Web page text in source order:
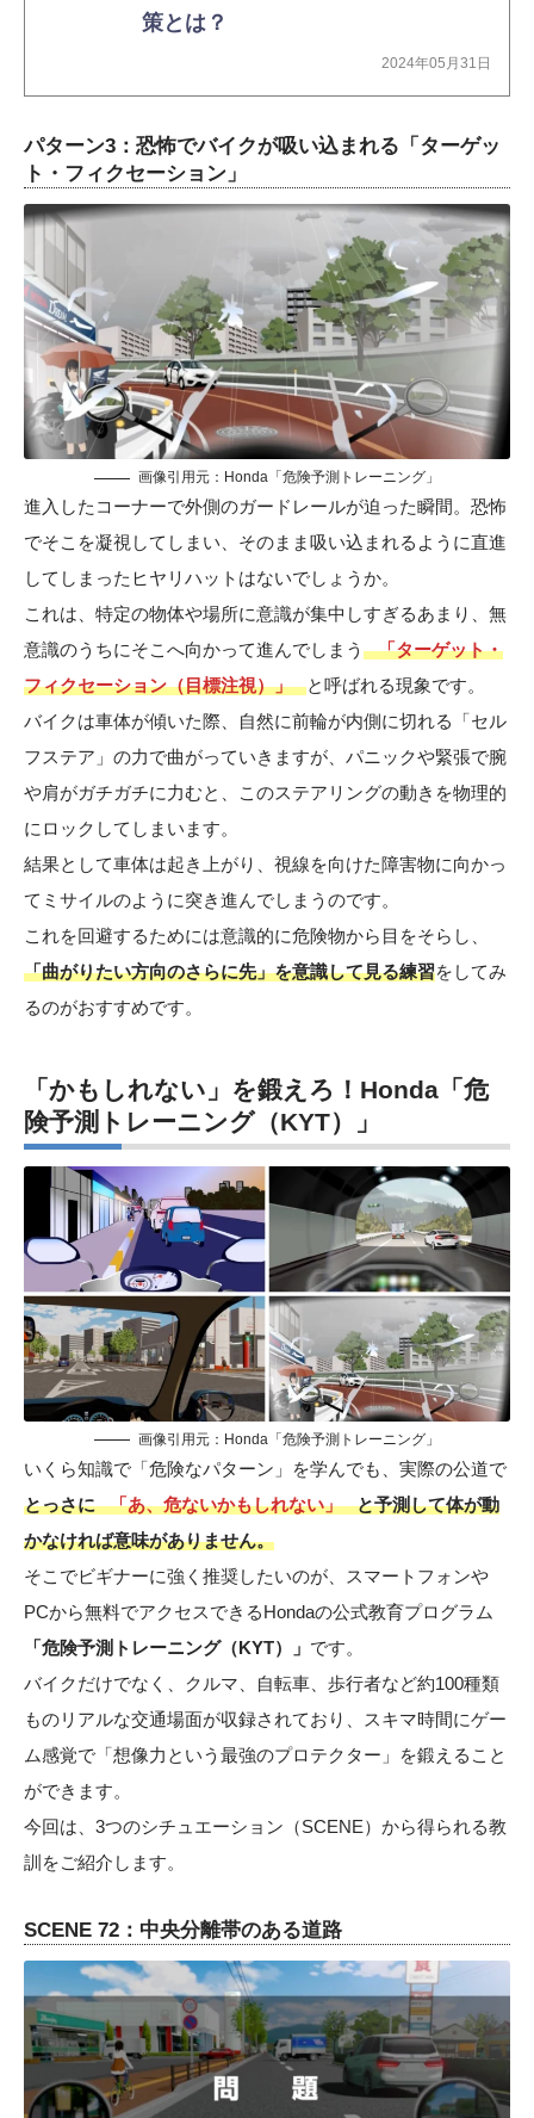
策とは？
2024年05月31日
パターン3：恐怖でバイクが吸い込まれる「ターゲッ
ト・フィクセーション」
画像引用元：Honda「危険予測トレーニング」
進入したコーナーで外側のガードレールが迫った瞬間。恐怖
でそこを凝視してしまい、そのまま吸い込まれるように直進
してしまったヒヤリハットはないでしょうか。
これは、特定の物体や場所に意識が集中しすぎるあまり、無
意識のうちにそこへ向かって進んでしまう
「ターゲット・
フィクセーション（目標注視）」
と呼ばれる現象です。
バイクは車体が傾いた際、自然に前輪が内側に切れる「セル
フステア」の力で曲がっていきますが、パニックや緊張で腕
や肩がガチガチに力むと、このステアリングの動きを物理的
にロックしてしまいます。
結果として車体は起き上がり、視線を向けた障害物に向かっ
てミサイルのように突き進んでしまうのです。
これを回避するためには意識的に危険物から目をそらし、
「曲がりたい方向のさらに先」を意識して見る練習をしてみ
るのがおすすめです。
「かもしれない」を鍛えろ！Honda「危
険予測トレーニング（KYT）」
画像引用元：Honda「危険予測トレーニング」
いくら知識で「危険なパターン」を学んでも、実際の公道で
とっさに
「あ、危ないかもしれない」
と予測して体が動
かなければ意味がありません。
そこでビギナーに強く推奨したいのが、スマートフォンや
PCから無料でアクセスできるHondaの公式教育プログラム
「危険予測トレーニング（KYT）」 です。
バイクだけでなく、クルマ、自転車、歩行者など約100種類
ものリアルな交通場面が収録されており、スキマ時間にゲー
ム感覚で「想像力という最強のプロテクター」を鍛えること
ができます。
今回は、3つのシチュエーション（SCENE）から得られる教
訓をご紹介します。
SCENE 72：中央分離帯のある道路